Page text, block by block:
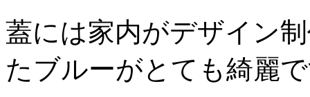
蓋には家内がデザイン
たブルーがとても綺麗